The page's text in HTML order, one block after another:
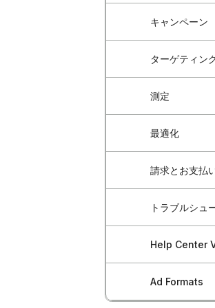
Blockchain-
広告主向けク
広告主アカウ
複数ユーザー
アカウントセ
閉鎖したアカ
クライアント
キャンペーン
新しい広告キ
キャンペーン
キャンペーン
アクティブな
キャンペーン
キャンペーン
ターゲティン
ターゲティン
事前作成済み
リターゲティ
地域ターゲテ
業界固有のタ
測定
Blockchain-
ピクセルの手
Server-to-
Googleアナリ
Blockchain
最適化
キャンペーン
複数のオーデ
イベントベー
請求とお支払
プリペイド残
支払い履歴の
トラブルシュ
広告の不承認
ポリシー問題
Help Center
初めての広告
Ad Formats